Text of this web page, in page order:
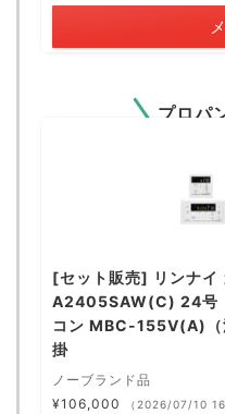
プロパ
[セット販売] リンナイ
A2405SAW(C) 24号
コン MBC-155V(A)（
掛
ノーブランド品
¥106,000
（2026/07/10